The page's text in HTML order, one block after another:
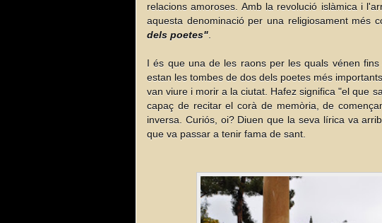
relacions amoroses. Amb la revolució islàmica i
aquesta denominació per una religiosament més
dels poetes"
I és que una de les raons per les quals vénen
estan les tombes de dos dels poetes més
van viure i morir a la ciutat. Hafez significa "el que
capaç de recitar el corà de memòria, de
inversa. Curiós, oi? Diuen que la seva lírica va
que va passar a tenir fama de sant.